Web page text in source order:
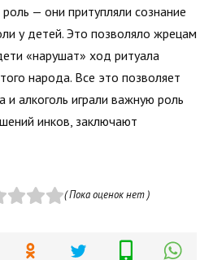
— они притупляли сознание
у детей. Это позволяло жрецам
«нарушат» ход ритуала
народа. Все это позволяет
и алкоголь играли важную роль
инков, заключают
( Пока оценок нет )